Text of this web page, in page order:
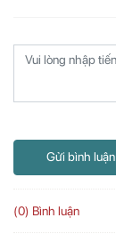
Gửi bình luận
(0) Bình luận